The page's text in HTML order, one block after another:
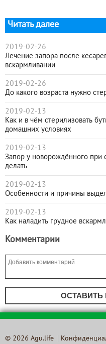
Читать далее
2019-02-26
Лечение запора после
вскармливании
2019-02-26
До какого возраста нужно
2019-02-13
Как и в чём стерилизовать
домашних условиях
2019-02-13
Запор у новорождённого при
делать
2019-02-13
Особенности и причины
2019-02-13
Как наладить грудное
Комментарии
ОСТАВИТЬ
© 2026 Agu.life